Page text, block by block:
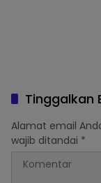
Tinggalkan
Alamat email
wajib ditandai *